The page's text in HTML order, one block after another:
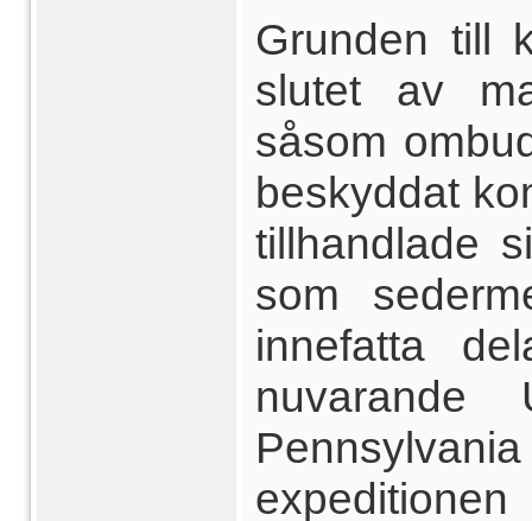
Grunden till
slutet av
såsom
beskyddat
tillhandlade
som
innefatta
nuvarande